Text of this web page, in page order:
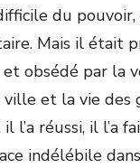
du
Mais il était
et obsédé par la
et la vie des
l’a réussi, il l’a
indélébile